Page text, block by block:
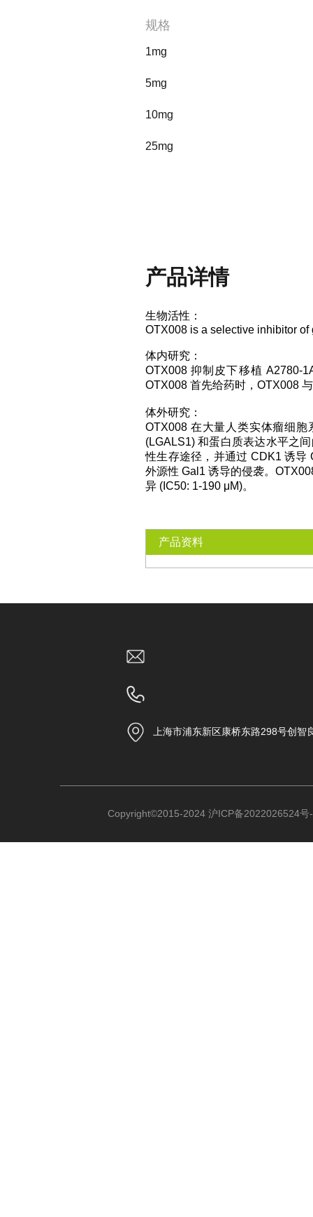
规格
1mg
5mg
10mg
25mg
产品详情
生物活性：
OTX008 is a selective inhibitor of
体内研究：
OTX008 抑制皮下移植 A2780-
OTX008 首先给药时，OTX008
体外研究：
OTX008 在大量人类实体瘤细胞
(LGALS1) 和蛋白质表达水平之
性生存途径，并通过 CDK1 诱导
外源性 Gal1 诱导的侵袭。
异 (IC50: 1-190 μM)。
产品资料
上海市浦东新区康桥东路298号创智
Copyright©2015-2024 沪ICP备2022026524号